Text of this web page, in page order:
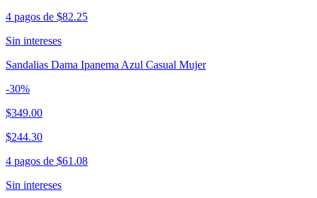
4 pagos de $82.25
Sin intereses
Sandalias Dama Ipanema Azul Casual Mujer
-30%
$349.00
$244.30
4 pagos de $61.08
Sin intereses